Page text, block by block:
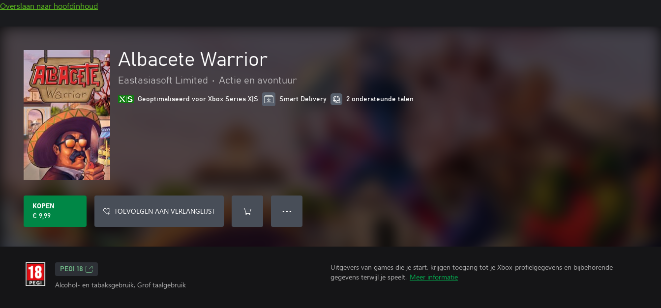
Overslaan naar hoofdinhoud
Albacete Warrior
Eastasiasoft Limited • Actie en avontuur
Geoptimaliseerd voor Xbox Series X|S Smart Delivery 2 ondersteunde talen
KOPEN
€ 9,99
TOEVOEGEN AAN VERLANGLIJST ● ● ●
PEGI 18
Alcohol- en tabaksgebruik, Grof taalgebruik
Uitgevers van games die je start, krijgen toegang tot je Xbox-profielgegevens en bijbehorende
gegevens terwijl je speelt. Meer informatie